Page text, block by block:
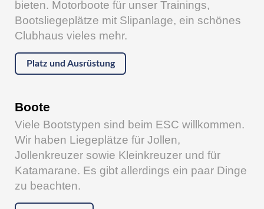
bieten. Motorboote für unser Trainings,
Bootsliegeplätze mit Slipanlage, ein schönes
Clubhaus vieles mehr.
Platz und Ausrüstung
Boote
Viele Bootstypen sind beim ESC willkommen.
Wir haben Liegeplätze für Jollen,
Jollenkreuzer sowie Kleinkreuzer und für
Katamarane. Es gibt allerdings ein paar Dinge
zu beachten.